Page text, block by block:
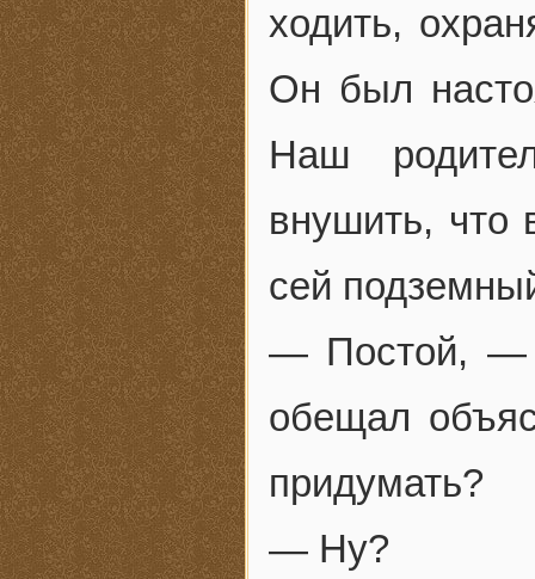
ходить,
Он был
Наш
внушить, что
сей
— Постой, —
обещал
придумать?
— Ну?